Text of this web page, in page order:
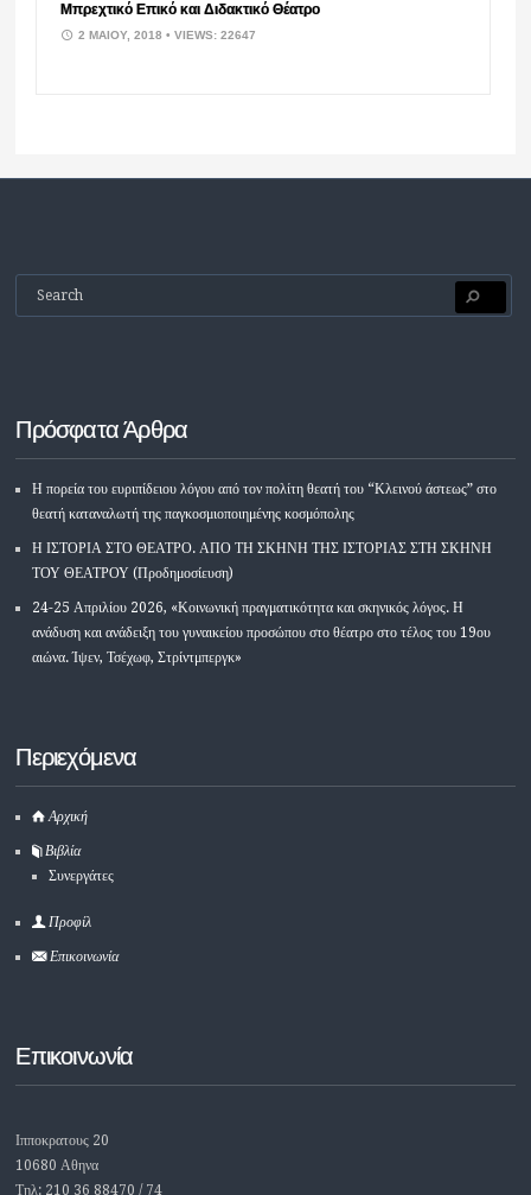
Μπρεχτικό Επικό και Διδακτικό Θέατρο
2 ΜΑΪ́ΟΥ, 2018• VIEWS: 22647
Πρόσφατα Άρθρα
Η πορεία του ευριπίδειου λόγου από τον πολίτη θεατή του “Κλεινού άστεως” στο
θεατή καταναλωτή της παγκοσμιοποιημένης κοσμόπολης
Η ΙΣΤΟΡΙΑ ΣΤΟ ΘΕΑΤΡΟ. ΑΠΟ ΤΗ ΣΚΗΝΗ ΤΗΣ ΙΣΤΟΡΙΑΣ ΣΤΗ ΣΚΗΝΗ
ΤΟΥ ΘΕΑΤΡΟΥ (Προδημοσίευση)
24-25 Απριλίου 2026, «Κοινωνική πραγματικότητα και σκηνικός λόγος. Η
ανάδυση και ανάδειξη του γυναικείου προσώπου στο θέατρο στο τέλος του 19ου
αιώνα. Ίψεν, Τσέχωφ, Στρίντμπεργκ»
Περιεχόμενα
Αρχική
Βιβλία
Συνεργάτες
Προφίλ
Επικοινωνία
Επικοινωνία
Ιπποκρατους 20
10680 Αθηνα
Τηλ: 210 36 88470 / 74